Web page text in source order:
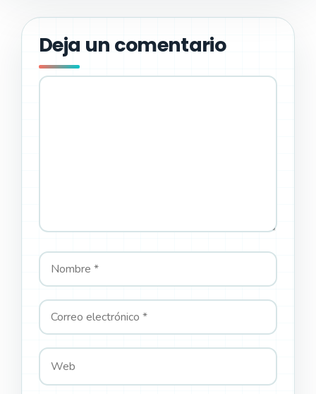
Deja un comentario
Comentario
Nombre
Correo
Web